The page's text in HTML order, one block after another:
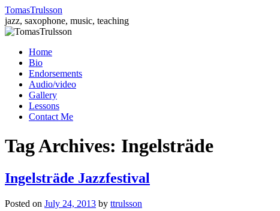
TomasTrulsson
jazz, saxophone, music, teaching
Skip
content
Home
Bio
Endorsements
Audio/video
Gallery
Lessons
Contact Me
Tag Archives: Ingelsträde
Ingelsträde Jazzfestival
Posted on July 24, 2013 by ttrulsson